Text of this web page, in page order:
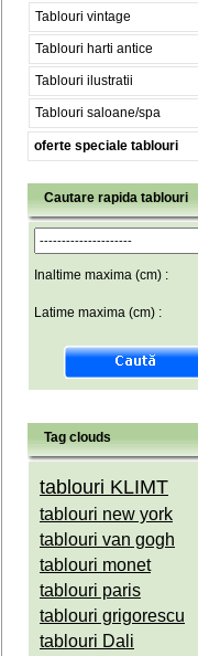
Tablouri vintage
Tablouri harti antice
Tablouri ilustratii
Tablouri saloane/spa
oferte speciale tablouri
Cautare rapida tablouri
Inaltime maxima (cm) :
Latime maxima (cm) :
Tag clouds
tablouri KLIMT
tablouri new york
tablouri van gogh
tablouri monet
tablouri paris
tablouri grigorescu
tablouri Dali